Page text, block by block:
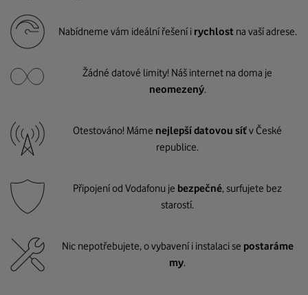
Nabídneme vám ideální řešení i rychlost na vaší adrese.
Žádné datové limity! Náš internet na doma je
neomezený.
Otestováno! Máme nejlepší datovou síťv České
republice.
Připojení od Vodafonu je bezpečné, surfujete bez
starostí.
Nic nepotřebujete, o vybavení i instalaci se postaráme
my.